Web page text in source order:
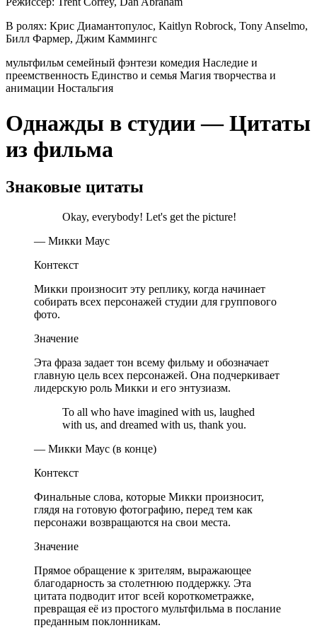
В ролях: Крис Диамантопулос, Kaitlyn Robrock, Tony Anselmo,
Билл Фармер, Джим Каммингс
мультфильм семейный фэнтези комедия Наследие и
преемственность Единство и семья Магия творчества и
анимации Ностальгия
Однажды в студии — Цитаты
из фильма
Знаковые цитаты
Okay, everybody! Let's get the picture!
— Микки Маус
Контекст
Микки произносит эту реплику, когда начинает
собирать всех персонажей студии для группового
фото.
Значение
Эта фраза задает тон всему фильму и обозначает
главную цель всех персонажей. Она подчеркивает
лидерскую роль Микки и его энтузиазм.
To all who have imagined with us, laughed
with us, and dreamed with us, thank you.
— Микки Маус (в конце)
Контекст
Финальные слова, которые Микки произносит,
глядя на готовую фотографию, перед тем как
персонажи возвращаются на свои места.
Значение
Прямое обращение к зрителям, выражающее
благодарность за столетнюю поддержку. Эта
цитата подводит итог всей короткометражке,
превращая её из простого мультфильма в послание
преданным поклонникам.